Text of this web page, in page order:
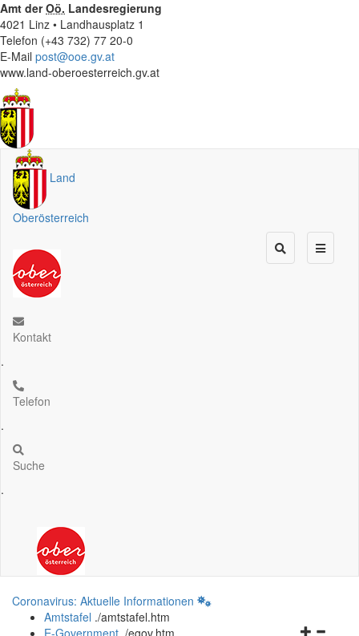
Amt derOö. Landesregierung
4021 Linz • Landhausplatz 1
Telefon (+43 732) 77 20-0
E-Mail post@ooe.gv.at
www.land-oberoesterreich.gv.at
Land
Oberösterreich
Kontakt
.
Telefon
.
Suche
.
Coronavirus: Aktuelle Informationen
Amtstafel ./amtstafel.htm
E-Government ./egov.htm